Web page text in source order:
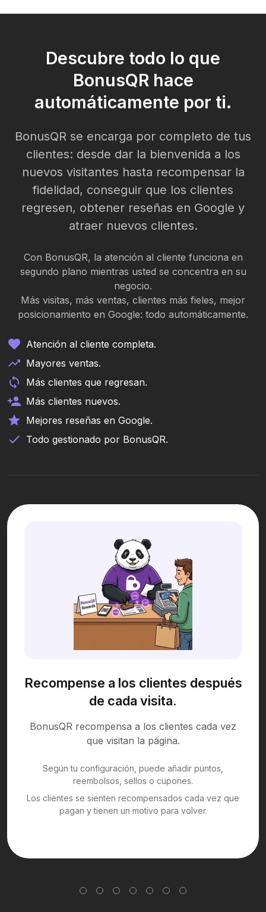
Descubre todo lo que
BonusQR hace
automáticamente por ti.
BonusQR se encarga por completo de tus
clientes: desde dar la bienvenida a los
nuevos visitantes hasta recompensar la
fidelidad, conseguir que los clientes
regresen, obtener reseñas en Google y
atraer nuevos clientes.
Con BonusQR, la atención al cliente funciona en
segundo plano mientras usted se concentra en su
negocio.
Más visitas, más ventas, clientes más fieles, mejor
posicionamiento en Google: todo automáticamente.
Atención al cliente completa.
Mayores ventas.
Más clientes que regresan.
Más clientes nuevos.
Mejores reseñas en Google.
Todo gestionado por BonusQR.
Recompense a los clientes después
de cada visita.
BonusQR recompensa a los clientes cada vez
que visitan la página.
Según tu configuración, puede añadir puntos,
reembolsos, sellos o cupones.
Los clientes se sienten recompensados cada vez que
pagan y tienen un motivo para volver.